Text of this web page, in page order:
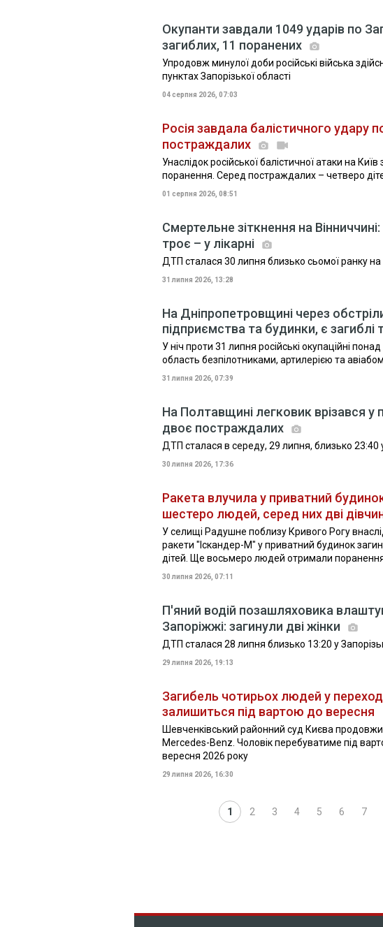
Окупанти завдали 1049 ударів по
загиблих, 11 поранених
Упродовж минулої доби російські війська
пунктах Запорізької області
04 серпня 2026, 07:03
Росія завдала балістичного удару
постраждалих
Унаслідок російської балістичної атаки на
поранення. Серед постраждалих – четверо
01 серпня 2026, 08:51
Смертельне зіткнення на
троє – у лікарні
ДТП сталася 30 липня близько сьомої ранку на
31 липня 2026, 13:28
На Дніпропетровщині через
підприємства та будинки, є загиблі
У ніч проти 31 липня російські окупаційні
область безпілотниками, артилерією та
31 липня 2026, 07:39
На Полтавщині легковик врізався
двоє постраждалих
ДТП сталася в середу, 29 липня, близько 23:40
30 липня 2026, 17:36
Ракета влучила у приватний
шестеро людей, серед них дві
У селищі Радушне поблизу Кривого Рогу
ракети "Іскандер-М" у приватний будинок
дітей. Ще восьмеро людей отримали
30 липня 2026, 07:11
П'яний водій позашляховика
Запоріжжі: загинули дві жінки
ДТП сталася 28 липня близько 13:20 у
29 липня 2026, 19:13
Загибель чотирьох людей у
залишиться під вартою до вересня
Шевченківський районний суд Києва
Mercedes-Benz. Чоловік перебуватиме під
вересня 2026 року
29 липня 2026, 16:30
1 2 3 4 5 6 7